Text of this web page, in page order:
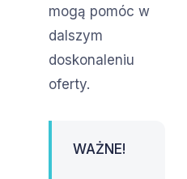
mogą pomóc w
dalszym
doskonaleniu
oferty.
WAŻNE!